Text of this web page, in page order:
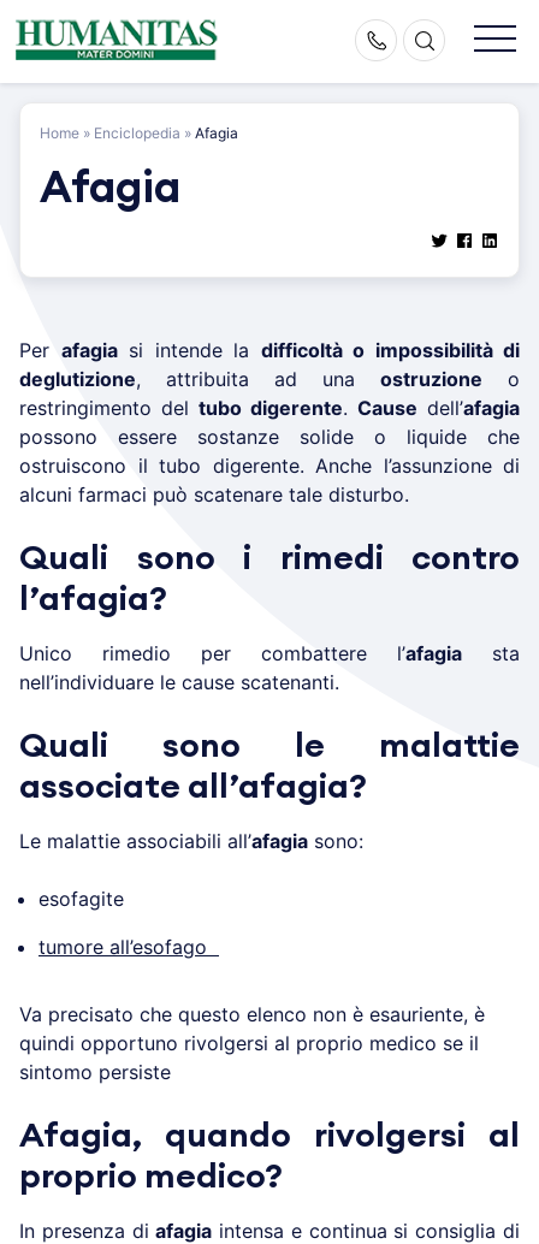
Skip
to
Home » Enciclopedia » Afagia
Afagia
Per afagiasi intende la difficoltà o impossibilità di
deglutizione, attribuita ad una ostruzione o
restringimento del tubo digerente. Cause dell’afagia
possono essere sostanze solide o liquide che
ostruiscono il tubo digerente. Anche l’assunzione di
alcuni farmaci può scatenare tale disturbo.
Quali sono i rimedi contro
l’afagia?
Unico rimedio per combattere l’afagia sta
nell’individuare le cause scatenanti.
Quali sono le malattie
associate all’afagia?
Le malattie associabili all’afagia sono:
esofagite
tumore all’esofago
Va precisato che questo elenco non è esauriente, è
quindi opportuno rivolgersi al proprio medico se il
sintomo persiste
Afagia, quando rivolgersi al
proprio medico?
In presenza diafagia intensa e continua si consiglia di